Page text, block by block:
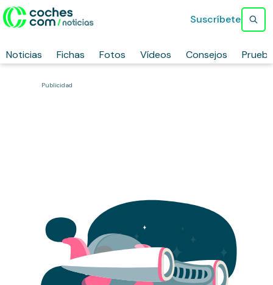
Noticias Fichas Fotos Vídeos Consejos
Suscríbete
Publicidad